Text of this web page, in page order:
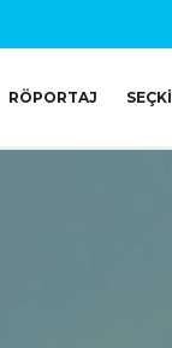
RÖPORTAJ SEÇKI